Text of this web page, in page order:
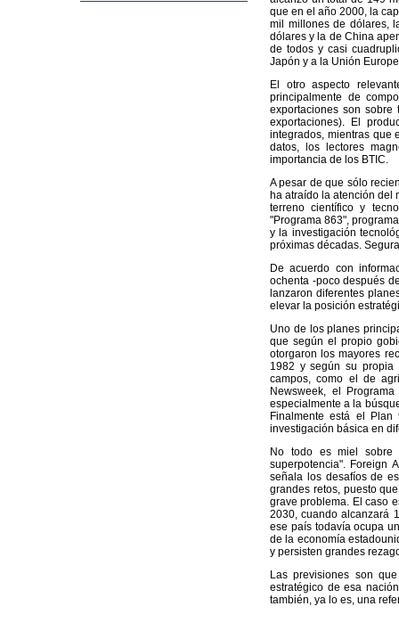
que en el año 2000, la
mil millones de dólares,
dólares y la de China
de todos y casi
Japón y a la Unión
El otro aspecto
principalmente de
exportaciones son
exportaciones). El
integrados, mientras que
datos, los lectores
importancia de los BTIC.
A pesar de que sólo
ha atraído la atención del
terreno científico y
"Programa 863",
y la investigación
próximas décadas.
De acuerdo con
ochenta -poco después
lanzaron diferentes
elevar la posición
Uno de los planes
que según el propio
otorgaron los mayores
1982 y según su propia
campos, como el de
Newsweek, el
especialmente a la
Finalmente está el
investigación básica en
No todo es miel sobre
superpotencia". Foreign
señala los desafíos de
grandes retos, puesto
grave problema. El caso
2030, cuando alcanzará
ese país todavía ocupa
de la economía
y persisten grandes
Las previsiones son
estratégico de esa
también, ya lo es, una